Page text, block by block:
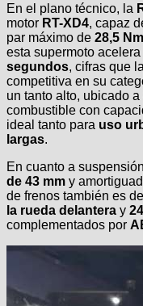
En el plano técnico, la
motor RT-XD4, capaz
par máximo de 28,5 Nm
esta supermoto acelera
segundos, cifras que
competitiva en su
un tanto alto, ubicado a
combustible con
ideal tanto para uso
largas.
En cuanto a
de 43 mm y
de frenos también es
la rueda delantera y
complementados por